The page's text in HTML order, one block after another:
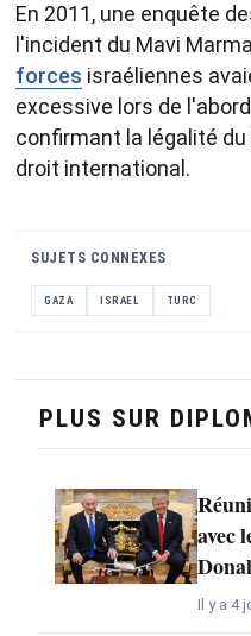
En 2011, une enquête
l'incident du Mavi
forces israéliennes
excessive lors de
confirmant la légalité
droit international.
SUJETS CONNEXES
GAZA ISRAEL TURC
PLUS SUR
avec
Il y a 4